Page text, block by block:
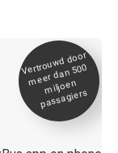
Vertrou
wd door
meer dan 500
miljoen
passagiers